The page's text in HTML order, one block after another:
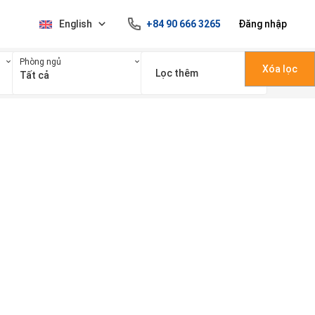
English +84 90 666 3265 Đăng nhập
Phòng ngủ
Tất cả Lọc thêm Xóa lọc